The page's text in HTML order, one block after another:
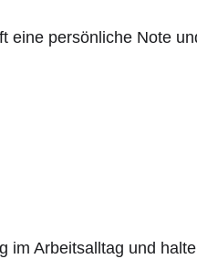
eine persönliche Note
Arbeitsalltag und